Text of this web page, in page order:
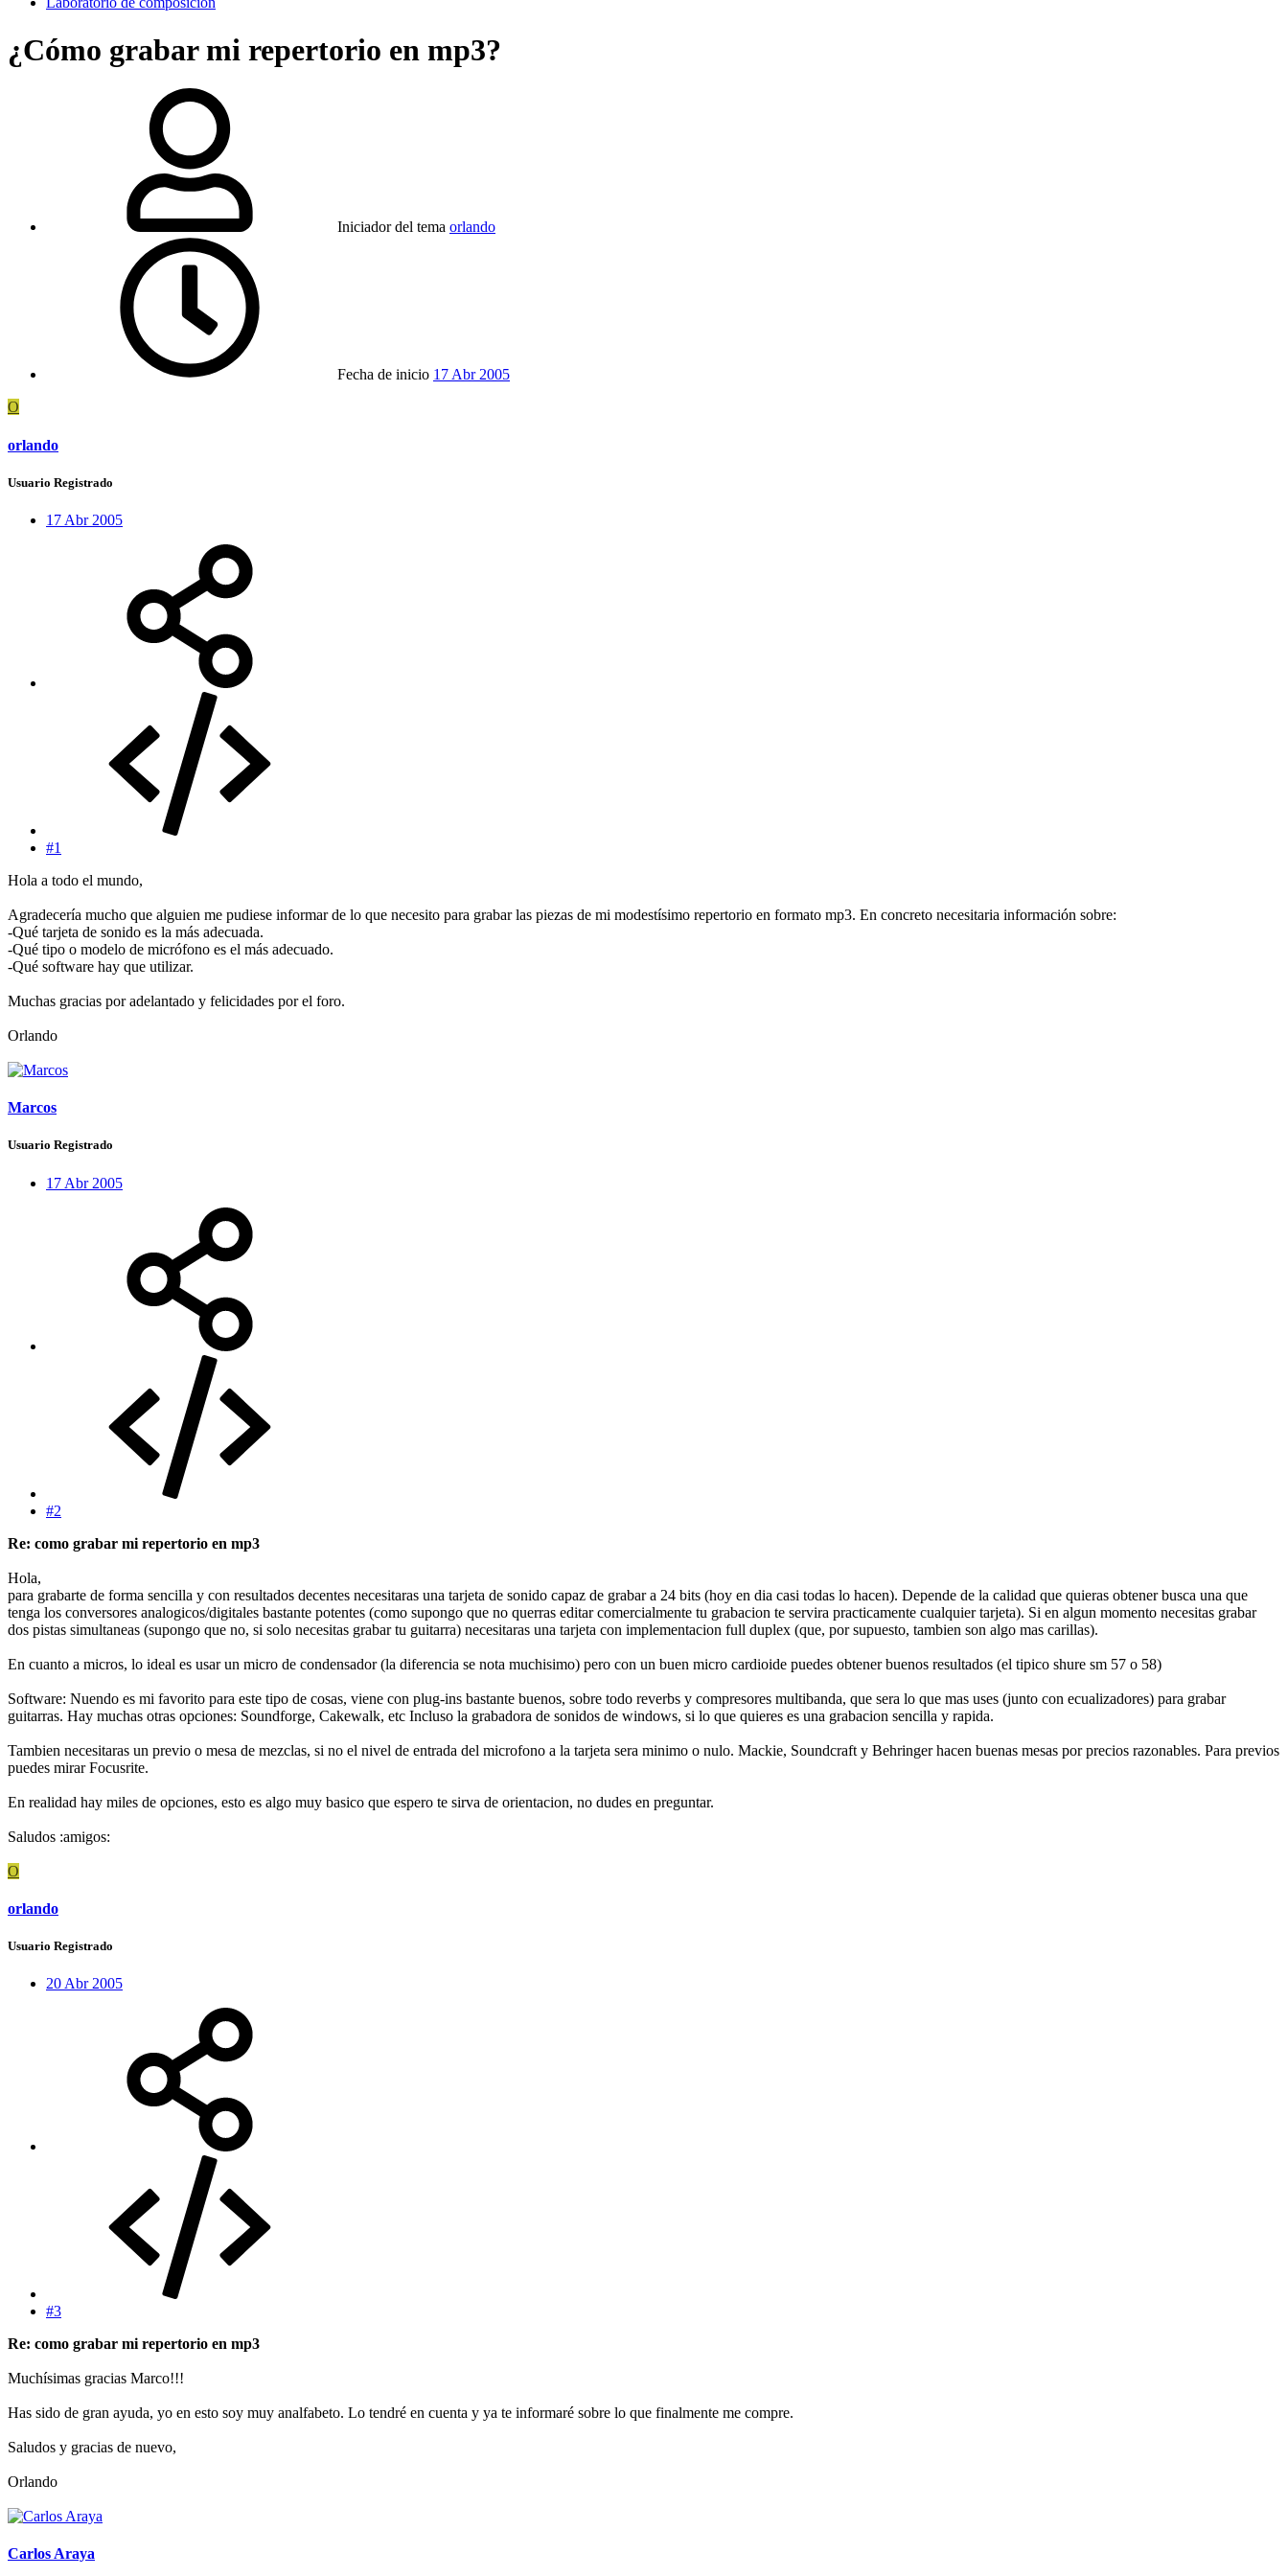
¿Cómo grabar mi repertorio en mp3?
Iniciador del tema orlando
Fecha de inicio 17 Abr 2005
O
orlando
Usuario Registrado
17 Abr 2005
#1
Hola a todo el mundo,
Agradecería mucho que alguien me pudiese informar de lo que necesito para grabar las piezas de mi modestísimo repertorio en formato mp3. En concreto necesitaria información sobre:
-Qué tarjeta de sonido es la más adecuada.
-Qué tipo o modelo de micrófono es el más adecuado.
-Qué software hay que utilizar.
Muchas gracias por adelantado y felicidades por el foro.
Orlando
Marcos
Usuario Registrado
17 Abr 2005
#2
Re: como grabar mi repertorio en mp3
Hola,
para grabarte de forma sencilla y con resultados decentes necesitaras una tarjeta de sonido capaz de grabar a 24 bits (hoy en dia casi todas lo hacen). Depende de la calidad que quieras obtener busca una que
tenga los conversores analogicos/digitales bastante potentes (como supongo que no querras editar comercialmente tu grabacion te servira practicamente cualquier tarjeta). Si en algun momento necesitas grabar
dos pistas simultaneas (supongo que no, si solo necesitas grabar tu guitarra) necesitaras una tarjeta con implementacion full duplex (que, por supuesto, tambien son algo mas carillas).
En cuanto a micros, lo ideal es usar un micro de condensador (la diferencia se nota muchisimo) pero con un buen micro cardioide puedes obtener buenos resultados (el tipico shure sm 57 o 58)
Software: Nuendo es mi favorito para este tipo de cosas, viene con plug-ins bastante buenos, sobre todo reverbs y compresores multibanda, que sera lo que mas uses (junto con ecualizadores) para grabar
guitarras. Hay muchas otras opciones: Soundforge, Cakewalk, etc Incluso la grabadora de sonidos de windows, si lo que quieres es una grabacion sencilla y rapida.
Tambien necesitaras un previo o mesa de mezclas, si no el nivel de entrada del microfono a la tarjeta sera minimo o nulo. Mackie, Soundcraft y Behringer hacen buenas mesas por precios razonables. Para previos
puedes mirar Focusrite.
En realidad hay miles de opciones, esto es algo muy basico que espero te sirva de orientacion, no dudes en preguntar.
Saludos :amigos:
O
orlando
Usuario Registrado
20 Abr 2005
#3
Re: como grabar mi repertorio en mp3
Muchísimas gracias Marco!!!
Has sido de gran ayuda, yo en esto soy muy analfabeto. Lo tendré en cuenta y ya te informaré sobre lo que finalmente me compre.
Saludos y gracias de nuevo,
Orlando
Carlos Araya